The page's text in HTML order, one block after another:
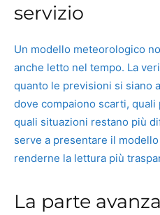
servizio
Un modello meteorologico
anche letto nel tempo. La
quanto le previsioni si siano
dove compaiono scarti,
quali situazioni restano più
serve a presentare il
renderne la lettura più
La parte